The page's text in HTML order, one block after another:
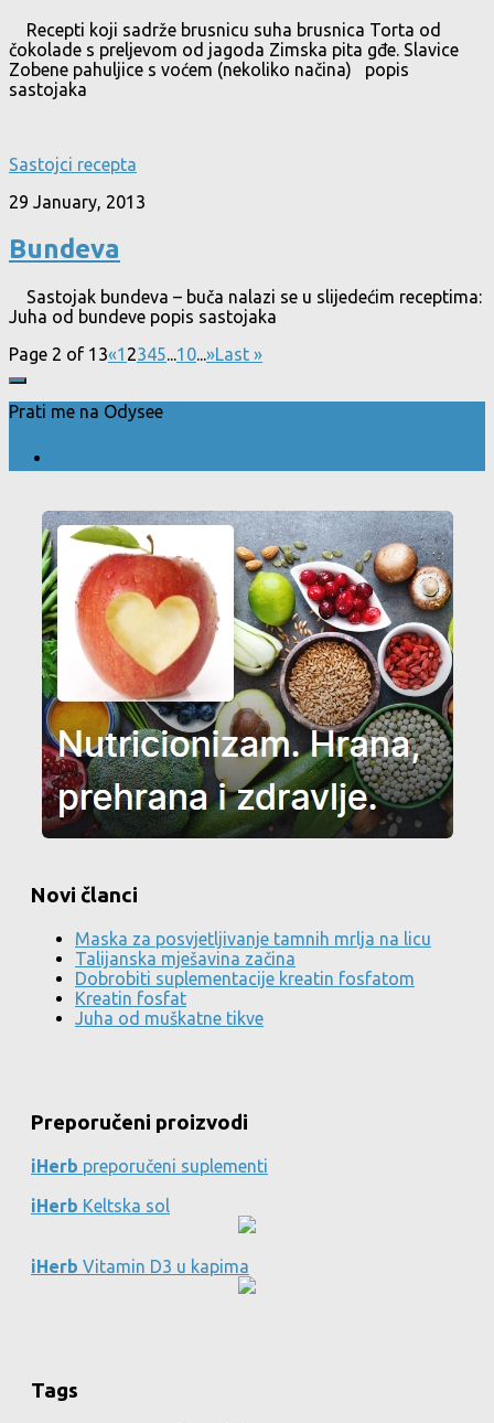
Recepti koji sadrže brusnicu suha brusnica Torta od
čokolade s preljevom od jagoda Zimska pita gđe. Slavice
Zobene pahuljice s voćem (nekoliko načina) popis
sastojaka
Sastojci recepta
29 January, 2013
Bundeva
Sastojak bundeva – buča nalazi se u slijedećim receptima:
Juha od bundeve popis sastojaka
Page 2 of 13«1 2345...10...»Last »
Prati me na Odysee
Novi članci
Maska za posvjetljivanje tamnih mrlja na licu
Talijanska mješavina začina
Dobrobiti suplementacije kreatin fosfatom
Kreatin fosfat
Juha od muškatne tikve
Preporučeni proizvodi
iHerb preporučeni suplementi
iHerb Keltska sol
iHerb Vitamin D3 u kapima
Tags